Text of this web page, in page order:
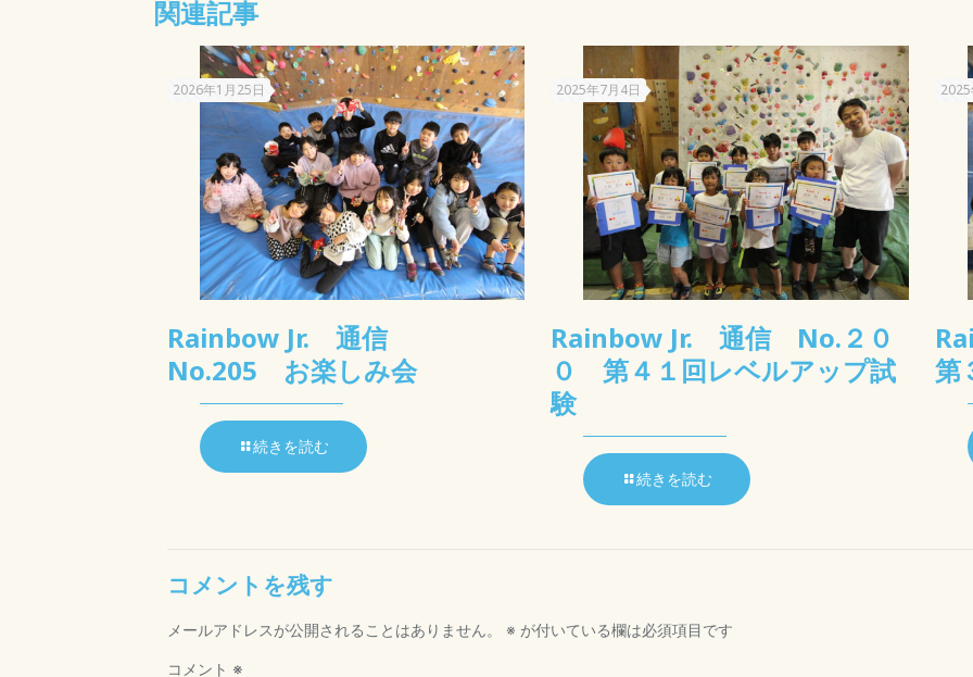
関連記事
2026年1月25日
Rainbow Jr. 通信
No.205 お楽しみ会
続きを読む
2025年7月4日
Rainbow Jr. 通信 No.２０
０ 第４１回レベルアップ試
験
続きを読む
第
コメントを残す
メールアドレスが公開されることはありません。 ※ が付いている欄は必須項目です
コメント ※